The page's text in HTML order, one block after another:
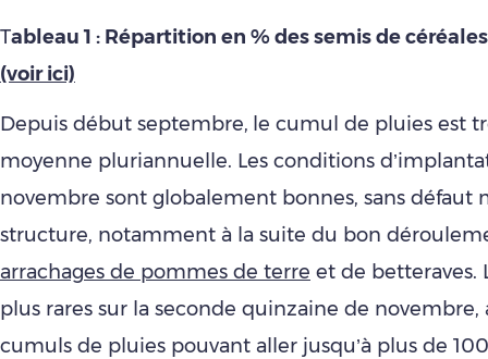
Tableau 1 : Répartition en % des semis de
(voir ici)
Depuis début septembre, le cumul de pluies est
moyenne pluriannuelle. Les conditions
novembre sont globalement bonnes, sans défaut
structure, notamment à la suite du bon
arrachages de pommes de terre et de betteraves.
plus rares sur la seconde quinzaine de novembre,
cumuls de pluies pouvant aller jusqu’à plus de